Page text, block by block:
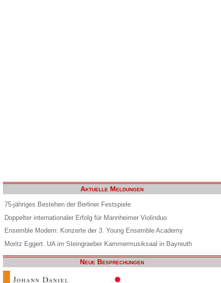
Aktuelle Meldungen
75-jähriges Bestehen der Berliner Festspiele
Doppelter internationaler Erfolg für Mannheimer Violinduo
Ensemble Modern: Konzerte der 3. Young Ensemble Academy
Moritz Eggert. UA im Steingraeber Kammermusiksaal in Bayreuth
Neue Besprechungen